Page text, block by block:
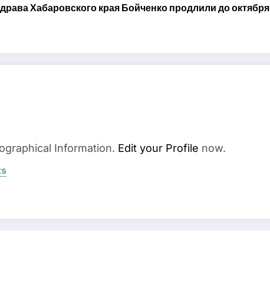
Хабаровского края Бойченко продлили до октября
Information. Edit your Profile now.